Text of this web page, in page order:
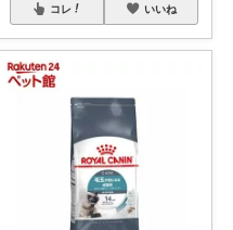
コレ いいね